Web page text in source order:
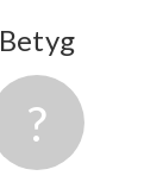
Betyg